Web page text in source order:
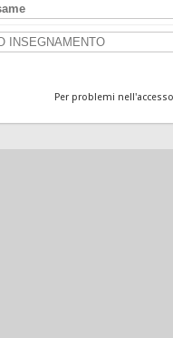
INSEGNAMENTO
Per problemi